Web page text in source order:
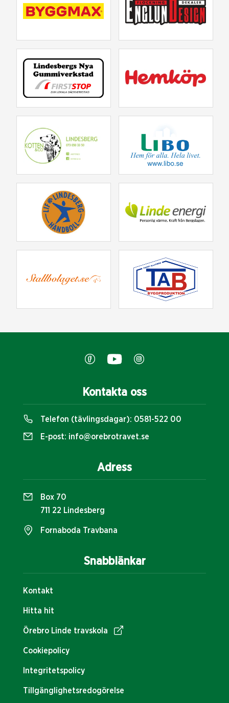
Snabblänkar
Kontakt
Hitta hit
Örebro Linde travskola
Cookiepolicy
Integritetspolicy
Tillgänglighetsredogörelse
Kontakta oss
Telefon (tävlingsdagar): 0581-522 00
E-post: info@orebrotravet.se
Adress
Box 70
711 22 Lindesberg
Fornaboda Travbana